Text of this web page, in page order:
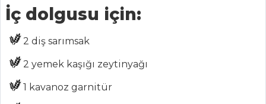
BALIK
YEMEKLERI
Balığı
Deniz Börülceli
İç dolgusu için:
2 diş sarımsak
2 yemek kaşığı zeytinyağı
1 kavanoz garnitür